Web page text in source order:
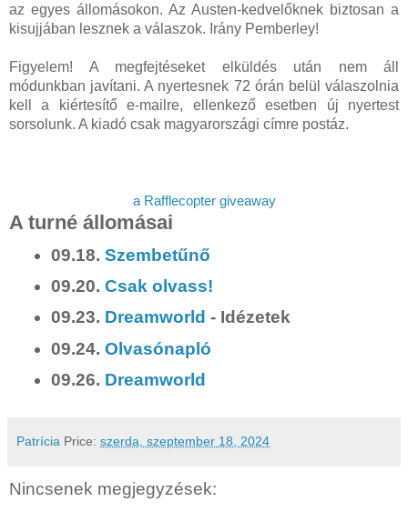
az egyes állomásokon. Az Austen-kedvelőknek biztosan a
kisujjában lesznek a válaszok. Irány Pemberley!
Figyelem! A megfejtéseket elküldés után nem áll
módunkban javítani. A nyertesnek 72 órán belül válaszolnia
kell a kiértesítő e-mailre, ellenkező esetben új nyertest
sorsolunk. A kiadó csak magyarországi címre postáz.
a Rafflecopter giveaway
A turné állomásai
09.18.Szembetűnő
09.20.Csak olvass!
09.23. Dreamworld - Idézetek
09.24.Olvasónapló
09.26. Dreamworld
Patrícia Price: szerda, szeptember 18, 2024
Nincsenek megjegyzések: